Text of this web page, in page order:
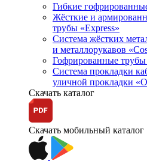
Гибкие
Жёсткие и
трубы «Express»
Система жёстких
и металлорукавов
Гофрированные
Система прокладки
уличной прокладки
Скачать каталог
Скачать мобильный каталог